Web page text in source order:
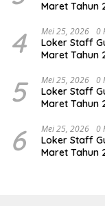
Maret Tahun
4 Mei 25, 2026 0
Loker Staff
Maret Tahun
5 Mei 25, 2026 0
Loker Staff
Maret Tahun
6 Mei 25, 2026 0
Loker Staff
Maret Tahun